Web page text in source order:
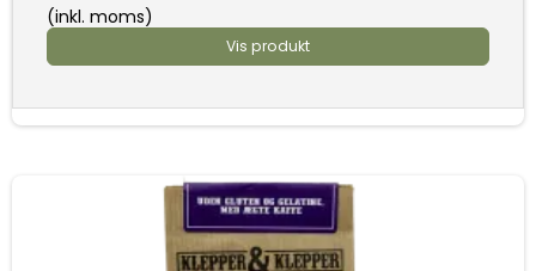
(inkl. moms)
Vis produkt